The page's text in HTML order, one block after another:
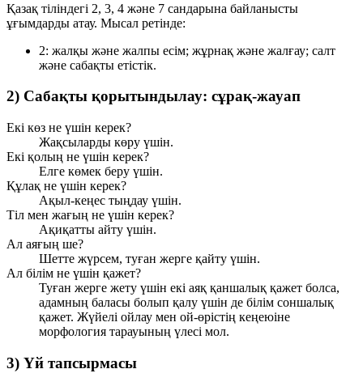
Қазақ тіліндегі 2, 3, 4 және 7 сандарына байланысты
ұғымдарды атау. Мысал ретінде:
2: жалқы және жалпы есім; жұрнақ және жалғау; салт
және сабақты етістік.
2) Сабақты қорытындылау: сұрақ-жауап
Екі көз не үшін керек?
Жақсыларды көру үшін.
Екі қолың не үшін керек?
Елге көмек беру үшін.
Құлақ не үшін керек?
Ақыл-кеңес тыңдау үшін.
Тіл мен жағың не үшін керек?
Ақиқатты айту үшін.
Ал аяғың ше?
Шетте жүрсем, туған жерге қайту үшін.
Ал білім не үшін қажет?
Туған жерге жету үшін екі аяқ қаншалық қажет болса,
адамның баласы болып қалу үшін де білім соншалық
қажет. Жүйелі ойлау мен ой-өрістің кеңеюіне
морфология тарауының үлесі мол.
3) Үй тапсырмасы